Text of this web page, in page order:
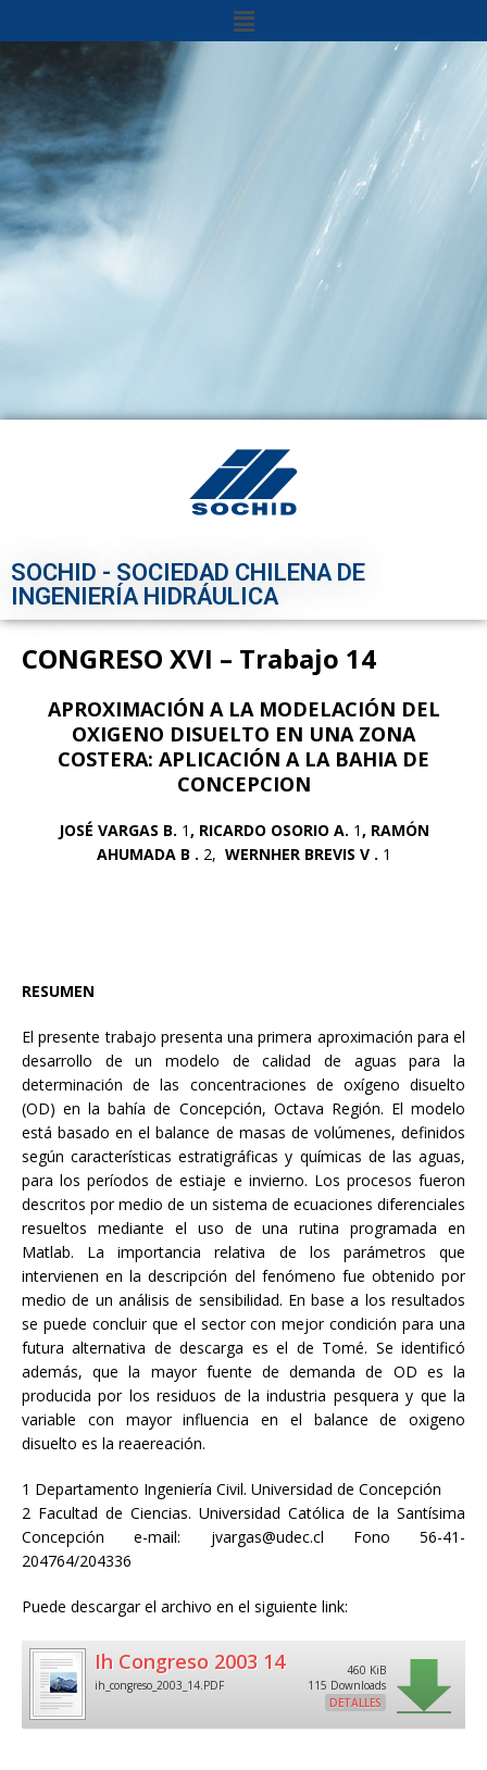
SOCHID - SOCIEDAD CHILENA DE
INGENIERÍA HIDRÁULICA
CONGRESO XVI – Trabajo 14
APROXIMACIÓN A LA MODELACIÓN DEL
OXIGENO DISUELTO EN UNA ZONA
COSTERA: APLICACIÓN A LA BAHIA DE
CONCEPCION
JOSÉ VARGAS B. 1, RICARDO OSORIO A. 1, RAMÓN
AHUMADA B . 2, WERNHER BREVIS V . 1
RESUMEN
El presente trabajo presenta una primera aproximación para el
desarrollo de un modelo de calidad de aguas para la
determinación de las concentraciones de oxígeno disuelto
(OD) en la bahía de Concepción, Octava Región. El modelo
está basado en el balance de masas de volúmenes, definidos
según características estratigráficas y químicas de las aguas,
para los períodos de estiaje e invierno. Los procesos fueron
descritos por medio de un sistema de ecuaciones diferenciales
resueltos mediante el uso de una rutina programada en
Matlab. La importancia relativa de los parámetros que
intervienen en la descripción del fenómeno fue obtenido por
medio de un análisis de sensibilidad. En base a los resultados
se puede concluir que el sector con mejor condición para una
futura alternativa de descarga es el de Tomé. Se identificó
además, que la mayor fuente de demanda de OD es la
producida por los residuos de la industria pesquera y que la
variable con mayor influencia en el balance de oxigeno
disuelto es la reaereación.
1 Departamento Ingeniería Civil. Universidad de Concepción
2 Facultad de Ciencias. Universidad Católica de la Santísima
Concepción e-mail: jvargas@udec.cl Fono 56-41-
204764/204336
Puede descargar el archivo en el siguiente link:
Ih Congreso 2003 14
ih_congreso_2003_14.PDF
460 KiB
115 Downloads
DETALLES